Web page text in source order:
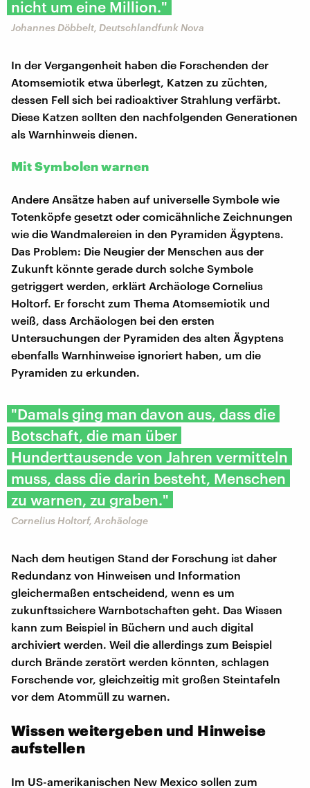
nicht um eine Million."
Johannes Döbbelt, Deutschlandfunk Nova
In der Vergangenheit haben die Forschenden der
Atomsemiotik etwa überlegt, Katzen zu züchten,
dessen Fell sich bei radioaktiver Strahlung verfärbt.
Diese Katzen sollten den nachfolgenden Generationen
als Warnhinweis dienen.
Mit Symbolen warnen
Andere Ansätze haben auf universelle Symbole wie
Totenköpfe gesetzt oder comicähnliche Zeichnungen
wie die Wandmalereien in den Pyramiden Ägyptens.
Das Problem: Die Neugier der Menschen aus der
Zukunft könnte gerade durch solche Symbole
getriggert werden, erklärt Archäologe Cornelius
Holtorf. Er forscht zum Thema Atomsemiotik und
weiß, dass Archäologen bei den ersten
Untersuchungen der Pyramiden des alten Ägyptens
ebenfalls Warnhinweise ignoriert haben, um die
Pyramiden zu erkunden.
"Damals ging man davon aus, dass die
Botschaft, die man über
Hunderttausende von Jahren vermitteln
muss, dass die darin besteht, Menschen
zu warnen, zu graben."
Cornelius Holtorf, Archäologe
Nach dem heutigen Stand der Forschung ist daher
Redundanz von Hinweisen und Information
gleichermaßen entscheidend, wenn es um
zukunftssichere Warnbotschaften geht. Das Wissen
kann zum Beispiel in Büchern und auch digital
archiviert werden. Weil die allerdings zum Beispiel
durch Brände zerstört werden könnten, schlagen
Forschende vor, gleichzeitig mit großen Steintafeln
vor dem Atommüll zu warnen.
Wissen weitergeben und Hinweise
aufstellen
Im US-amerikanischen New Mexico sollen zum